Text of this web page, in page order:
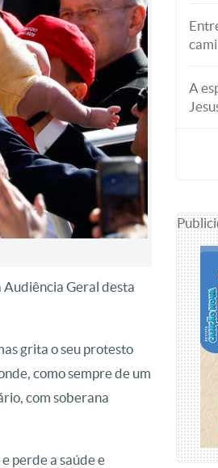
Audiência Geral desta
grita o seu protesto
como sempre de um
com soberana
perde a saúde e
A